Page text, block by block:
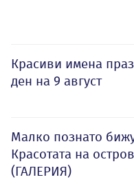
Красиви имена
ден на 9 август
Малко познато
Красотата на
(ГАЛЕРИЯ)